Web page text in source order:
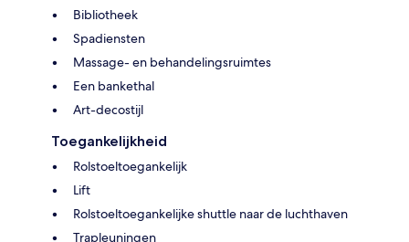
Bibliotheek
Spadiensten
Massage- en behandelingsruimtes
Een bankethal
Art-decostijl
Toegankelijkheid
Rolstoeltoegankelijk
Lift
Rolstoeltoegankelijke shuttle naar de luchthaven
Trapleuningen